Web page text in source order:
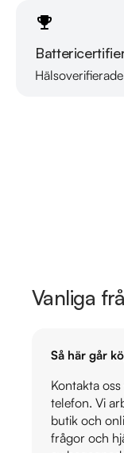
Läs mer om
Vanliga
Så här går
Kontakta
telefon. Vi
butik och
frågor och